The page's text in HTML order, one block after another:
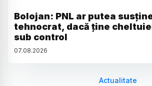
Bolojan: PNL ar putea
tehnocrat, dacă ține
sub control
07.08.2026
Actualitate